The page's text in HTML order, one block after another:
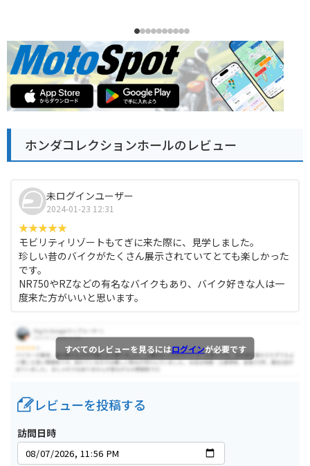
ホンダコレクションホールのレビュー
未ログインユーザー
2024-01-23 12:31
モビリティリゾートもてぎに来た際に、見学しました。
珍しい昔のバイクがたくさん展示されていてとても楽しかった
です。
NR750やRZなどの有名なバイクもあり、バイク好きな人は一
度来た方がいいと思います。
すべてのレビューを見るにはログインが必要です
レビューを投稿する
訪問日時